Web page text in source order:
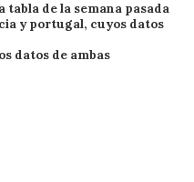
de la semana pasada
y portugal, cuyos datos
datos de ambas